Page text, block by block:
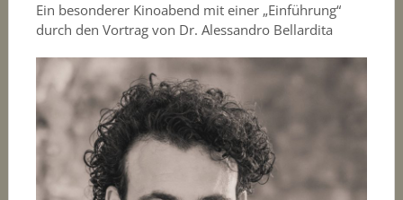
Ein besonderer Kinoabend mit einer „Einführung“
durch den Vortrag von Dr. Alessandro Bellardita